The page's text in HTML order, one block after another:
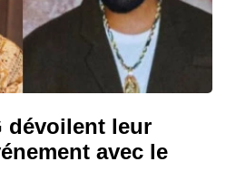
dévoilent leur
avec le